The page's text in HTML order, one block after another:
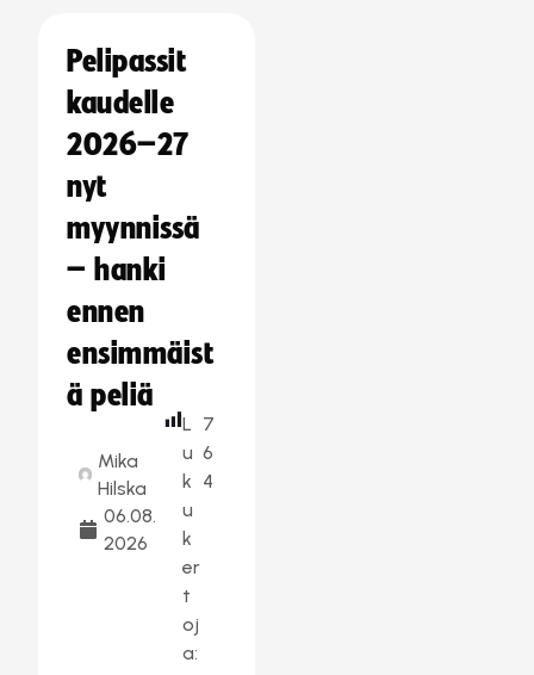
Pelipassit
kaudelle
2026–27
nyt
myynnissä
– hanki
ennen
ensimmäist
ä peliä
Mika
Hilska
06.08.
2026
L
u
k
u
k
er
t
oj
a:
7
6
4